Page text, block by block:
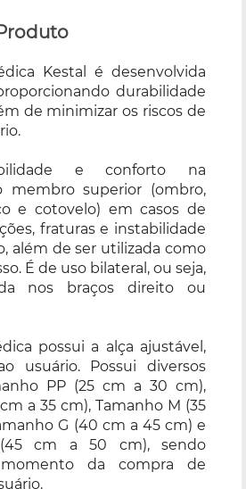
Kestal é desenvolvida
durabilidade
de minimizar os riscos de
e conforto na
membro superior (ombro,
e cotovelo) em casos de
fraturas e instabilidade
além de ser utilizada como
É de uso bilateral, ou seja,
nos braços direito ou
possui a alça ajustável,
usuário. Possui diversos
PP (25 cm a 30 cm),
a 35 cm), Tamanho M (35
G (40 cm a 45 cm) e
(45 cm a 50 cm), sendo
da compra de